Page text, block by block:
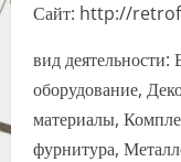
Сайт: http://
вид
оборудование,
материалы,
фурнитура,